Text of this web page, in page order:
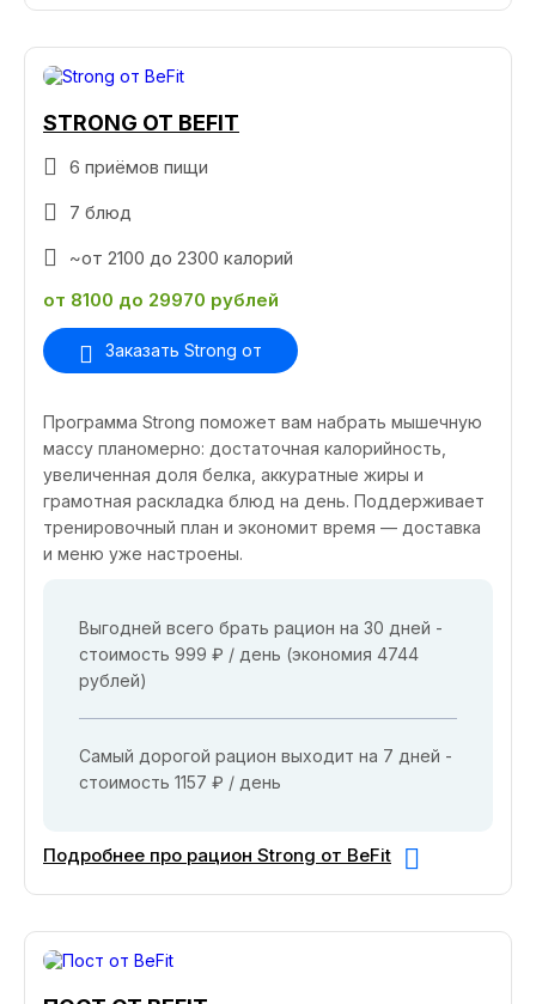
STRONG ОТ BEFIT
6 приёмов пищи
7 блюд
~от 2100 до 2300 калорий
от 8100 до 29970 рублей
Заказать Strong от
Программа Strong поможет вам набрать мышечную
массу планомерно: достаточная калорийность,
увеличенная доля белка, аккуратные жиры и
грамотная раскладка блюд на день. Поддерживает
тренировочный план и экономит время — доставка
и меню уже настроены.
Выгодней всего брать рацион на 30 дней -
стоимость 999 ₽ / день (экономия 4744
рублей)
Самый дорогой рацион выходит на 7 дней -
стоимость 1157 ₽ / день
Подробнее про рацион Strong от BeFit